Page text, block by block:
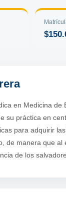
en Medicina
su práctica en
para adquirir
de manera que
de los